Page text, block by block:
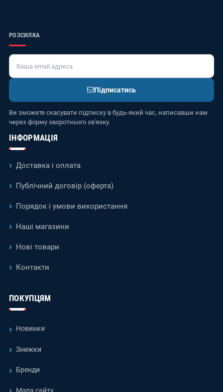
РОЗСИЛКА
Підписатись
Ви зможете скасувати підписку в будь-який час, написавши нам
через форму зворотнього зв'язку.
ІНФОРМАЦІЯ
Доставка і оплата
Публічний договір (оферта)
Порядок і умови використання
Наші магазини
Нові товари
Контакти
ПОКУПЦЯМ
Новинки
Знижки
Бренди